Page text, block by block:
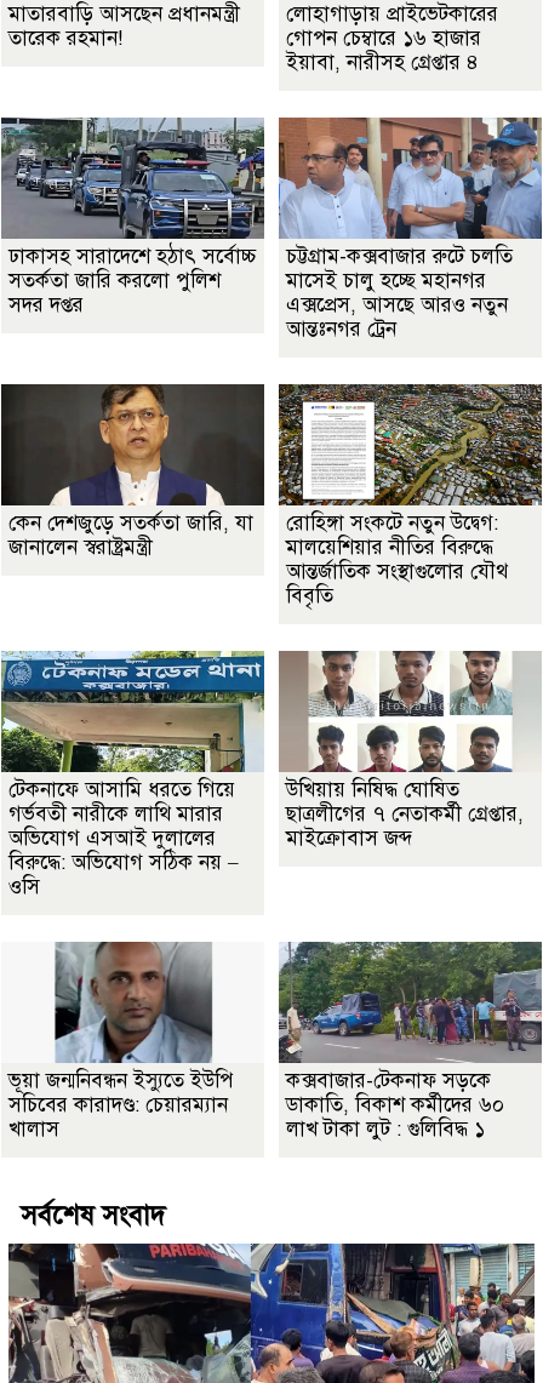
মাতারবাড়ি আসছেন প্রধানমন্ত্রী
তারেক রহমান!
লোহাগাড়ায় প্রাইভেটকারের
গোপন চেম্বারে ১৬ হাজার
ইয়াবা, নারীসহ গ্রেপ্তার ৪
ঢাকাসহ সারাদেশে হঠাৎ সর্বোচ্চ
সতর্কতা জা‌রি করলো পুলিশ
সদর দপ্তর
চট্টগ্রাম-কক্সবাজার রুটে চলতি
মাসেই চালু হচ্ছে মহানগর
এক্সপ্রেস, আসছে আরও নতুন
আন্তঃনগর ট্রেন
কেন দেশজুড়ে সতর্কতা জারি, যা
জানালেন স্বরাষ্ট্রমন্ত্রী
রোহিঙ্গা সংকটে নতুন উদ্বেগ:
মালয়েশিয়ার নীতির বিরুদ্ধে
আন্তর্জাতিক সংস্থাগুলোর যৌথ
বিবৃতি
টেকনাফে আসামি ধরতে গিয়ে
গর্ভবতী নারীকে লাথি মারার
অভিযোগ এসআই দুলালের
বিরুদ্ধে: অভিযোগ সঠিক নয় –
ওসি
উখিয়ায় নিষিদ্ধ ঘোষিত
ছাত্রলীগের ৭ নেতাকর্মী গ্রেপ্তার,
মাইক্রোবাস জব্দ
ভূয়া জন্মনিবন্ধন ইস্যুতে ইউপি
সচিবের কারাদণ্ড: চেয়ারম্যান
খালাস
কক্সবাজার-টেকনাফ সড়কে
ডাকাতি, বিকাশ কর্মীদের ৬০
লাখ টাকা লুট : গুলিবিদ্ধ ১
সর্বশেষ সংবাদ